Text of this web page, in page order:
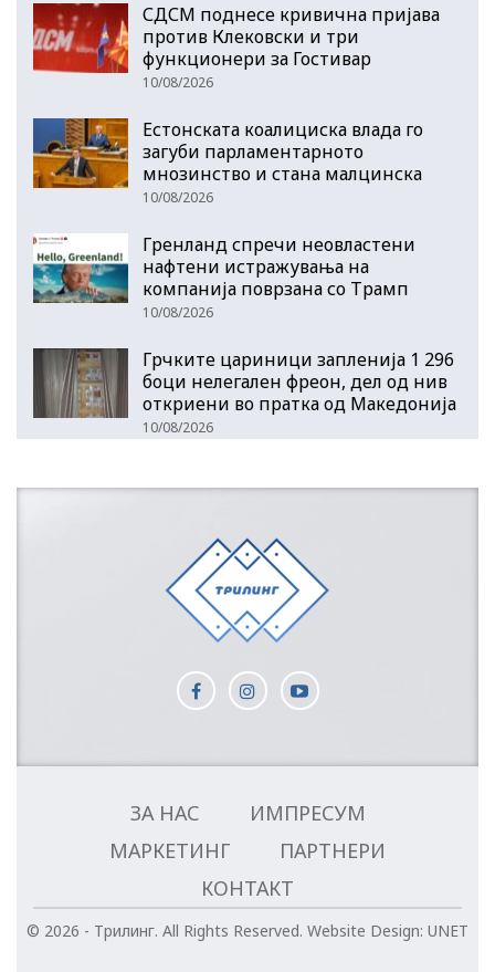
СДСМ поднесе кривична пријава
против Клековски и три
функционери за Гостивар
10/08/2026
Естонската коалициска влада го
загуби парламентарното
мнозинство и стана малцинска
10/08/2026
Гренланд спречи неовластени
нафтени истражувања на
компанија поврзана со Трамп
10/08/2026
Грчките цариници запленија 1 296
боци нелегален фреон, дел од нив
откриени во пратка од Македонија
10/08/2026
ЗА НАС
ИМПРЕСУМ
МАРКЕТИНГ
ПАРТНЕРИ
КОНТАКТ
© 2026 - Трилинг. All Rights Reserved. Website Design: UNET